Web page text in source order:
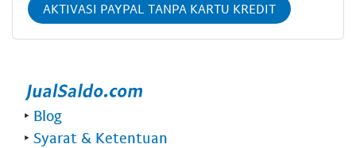
AKTIVASI PAYPAL TANPA KARTU KREDIT
‣ Blog
‣ Syarat & Ketentuan